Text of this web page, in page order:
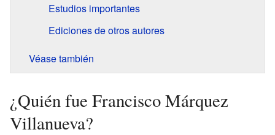
Estudios importantes
Ediciones de otros autores
Véase también
¿Quién fue Francisco Márquez
Villanueva?